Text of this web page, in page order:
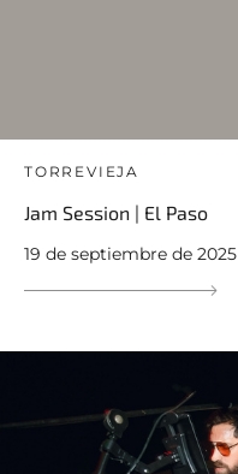
TORREVIEJA
Jam Session | El Paso
19 de septiembre de 2025